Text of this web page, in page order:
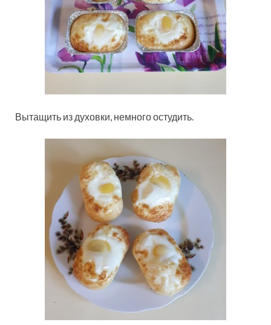
Вытащить из духовки, немного остудить.